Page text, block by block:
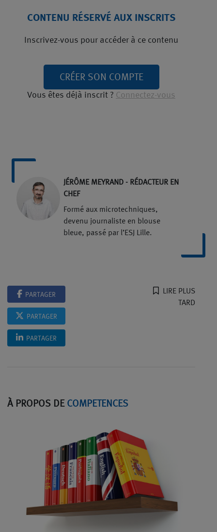
CONTENU RÉSERVÉ AUX INSCRITS
Inscrivez-vous pour accéder à ce contenu
CRÉER SON COMPTE
Vous êtes déjà inscrit ? Connectez-vous
JÉRÔME MEYRAND - RÉDACTEUR EN
CHEF
Formé aux microtechniques,
devenu journaliste en blouse
bleue, passé par l’ESJ Lille.
PARTAGER
PARTAGER
PARTAGER
LIRE PLUS
TARD
À PROPOS DE COMPETENCES